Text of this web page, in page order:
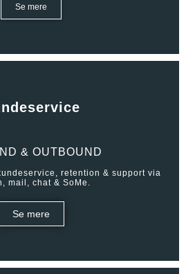
Se mere
& OUTBOUND
retention & support via
mail, chat & SoMe.
Se mere